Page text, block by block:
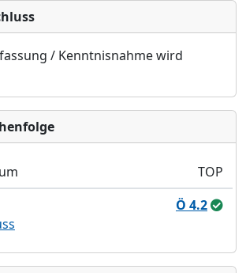
/ Kenntnisnahme wird
TOP
Ö 4.2